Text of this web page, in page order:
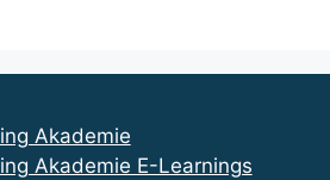
Akademie
Akademie E-Learnings